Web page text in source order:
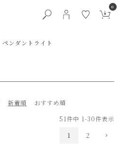
0
ペンダントライト
新着順
おすすめ順
51件中 1-30件表示
1 2